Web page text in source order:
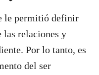
le permitió definir
las relaciones y
Por lo tanto, es
del ser